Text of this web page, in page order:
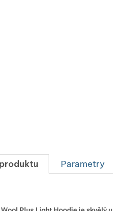
Parametry